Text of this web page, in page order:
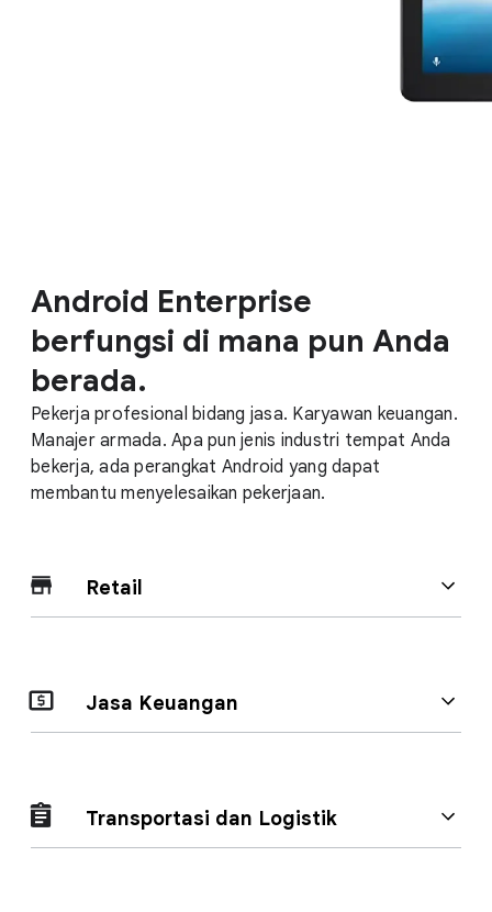
Android Enterprise
berfungsi di mana pun Anda
berada.
Pekerja profesional bidang jasa. Karyawan keuangan.
Manajer armada. Apa pun jenis industri tempat Anda
bekerja, ada perangkat Android yang dapat
membantu menyelesaikan pekerjaan.
Retail
Pemindai yang melacak inventaris. AR dan VR untuk
melibatkan pelanggan Anda. Ada perangkat Android
Jasa Keuangan
Aturan hukum yang ketat membutuhkan keamanan
yang tangguh untuk terus melindungi pekerjaan dan
Transportasi dan Logistik